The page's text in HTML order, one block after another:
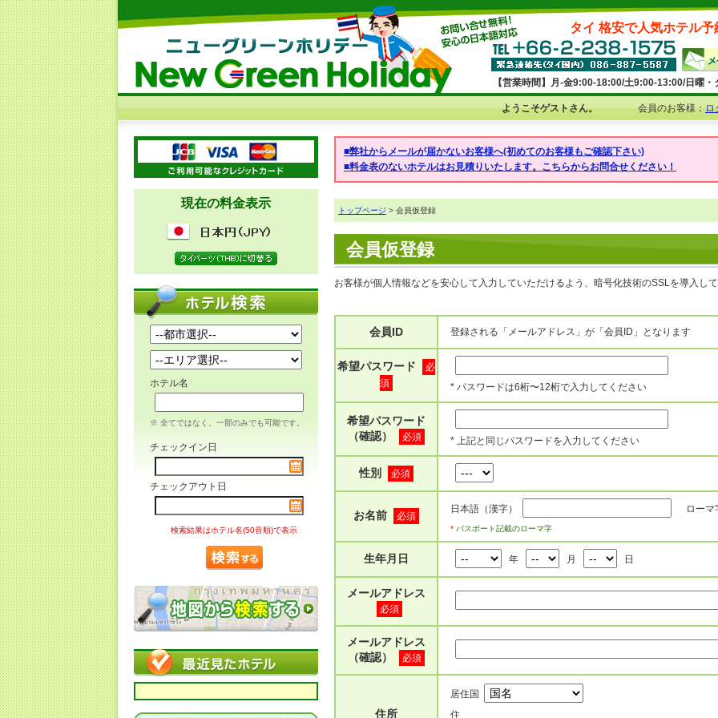
タイ 格安で人気ホテル
【営業時間】月-金9:00-18:00/土9:00-13:00/日曜・
ようこそゲストさん。 会員のお客様：ロ
現在の料金表示
ホテル名
※ 全てではなく、一部のみでも可能です。
チェックイン日
チェックアウト日
検索結果はホテル名(50音順)で表示
■弊社からメールが届かないお客様へ(初めてのお客様もご確認下さい)
■料金表のないホテルはお見積りいたします。こちらからお問合せください！
トップページ > 会員仮登録
会員仮登録
お客様が個人情報などを安心して入力していただけるよう、暗号化技術のSSLを導入し
会員ID 登録される「メールアドレス」が「会員ID」となります
希望パスワード
必
須
* パスワードは6桁〜12桁で入力してください
希望パスワード
（確認）
必須 * 上記と同じパスワードを入力してください
性別 必須
お名前 必須
日本語（漢字） ローマ
* パスポート記載のローマ字
生年月日 年 月 日
メールアドレス
必須
メールアドレス
（確認）
必須
住所
居住国
住